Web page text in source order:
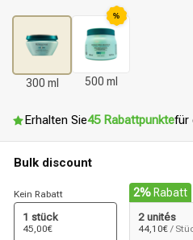
300 ml
%
500 ml
Erhalten Sie45 Rabattpunktefür
Bulk discount
Kein Rabatt
1 stück
45,00€
2% Rabatt
2 unités
44,10€ /